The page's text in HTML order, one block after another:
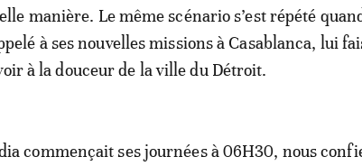
manière. Le même scénario s’est répété quand
à ses nouvelles missions à Casablanca, lui
à la douceur de la ville du Détroit.
commençait ses journées à 06H30, nous